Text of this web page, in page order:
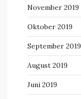
November 2019
Oktober 2019
September 2019
August 2019
Juni 2019